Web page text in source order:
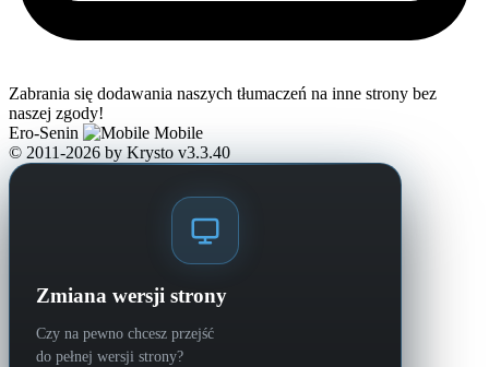
Zabrania się dodawania naszych tłumaczeń na inne strony bez
naszej zgody!
Ero-Senin
Mobile
© 2011-2026 by Krysto v3.3.40
Zmiana wersji strony
Czy na pewno chcesz przejść
do pełnej wersji strony?